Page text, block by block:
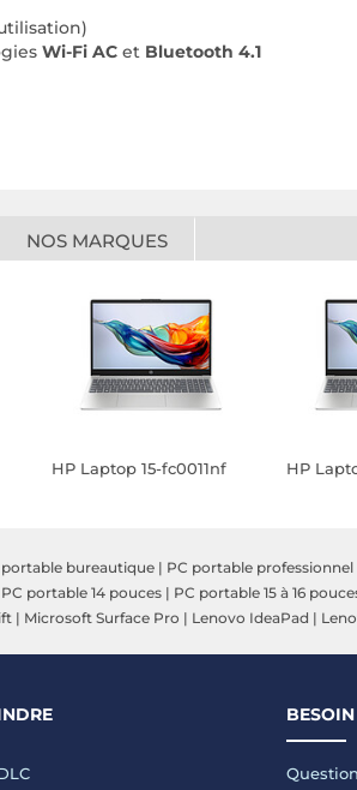
Wi-Fi AC et Bluetooth 4.1
NOS MARQUES
HP Laptop 15-fc0011nf HP
portable bureautique | PC portable professionnel
PC portable 14 pouces | PC portable 15 à 16
| Microsoft Surface Pro | Lenovo IdeaPad |